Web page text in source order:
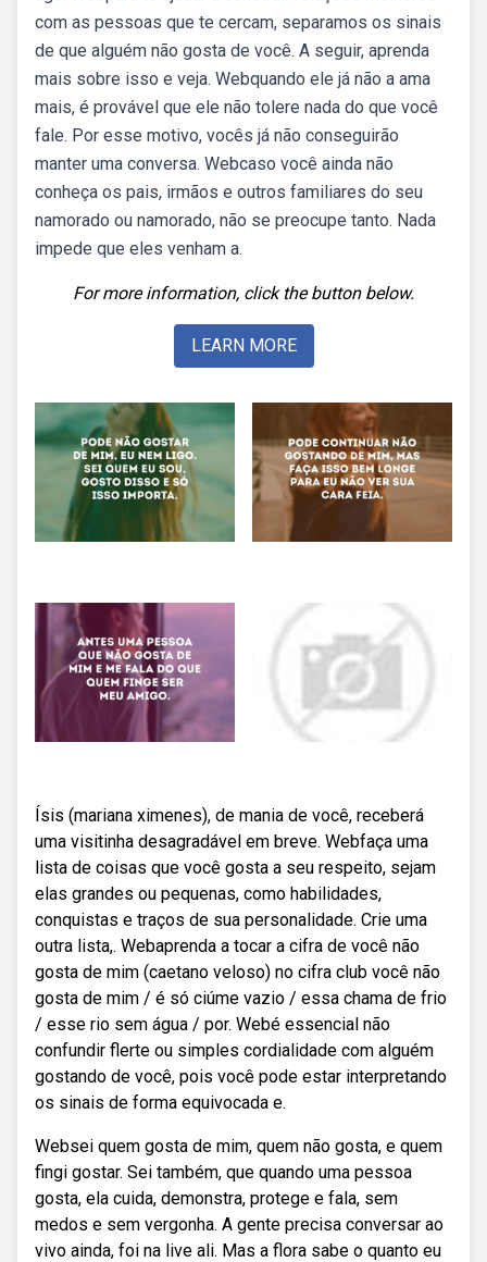
com as pessoas que te cercam, separamos os sinais
de que alguém não gosta de você. A seguir, aprenda
mais sobre isso e veja. Webquando ele já não a ama
mais, é provável que ele não tolere nada do que você
fale. Por esse motivo, vocês já não conseguirão
manter uma conversa. Webcaso você ainda não
conheça os pais, irmãos e outros familiares do seu
namorado ou namorado, não se preocupe tanto. Nada
impede que eles venham a.
For more information, click the button below.
LEARN MORE
Ísis (mariana ximenes), de mania de você, receberá
uma visitinha desagradável em breve. Webfaça uma
lista de coisas que você gosta a seu respeito, sejam
elas grandes ou pequenas, como habilidades,
conquistas e traços de sua personalidade. Crie uma
outra lista,. Webaprenda a tocar a cifra de você não
gosta de mim (caetano veloso) no cifra club você não
gosta de mim / é só ciúme vazio / essa chama de frio
/ esse rio sem água / por. Webé essencial não
confundir flerte ou simples cordialidade com alguém
gostando de você, pois você pode estar interpretando
os sinais de forma equivocada e.
Websei quem gosta de mim, quem não gosta, e quem
fingi gostar. Sei também, que quando uma pessoa
gosta, ela cuida, demonstra, protege e fala, sem
medos e sem vergonha. A gente precisa conversar ao
vivo ainda, foi na live ali. Mas a flora sabe o quanto eu